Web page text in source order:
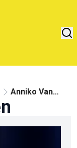
Anniko Van